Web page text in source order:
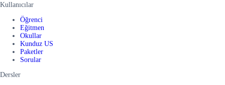
Kullanıcılar
Öğrenci
Eğitmen
Okullar
Kunduz US
Paketler
Sorular
Dersler